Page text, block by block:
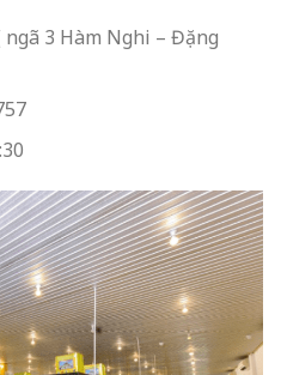
ngã 3 Hàm Nghi – Đặng